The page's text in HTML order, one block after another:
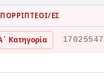
ΕΣ
Κατηγορία